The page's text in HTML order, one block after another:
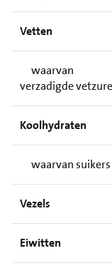
Vetten
waarvan
verzadigde
Koolhydraten
waarvan suikers
Vezels
Eiwitten